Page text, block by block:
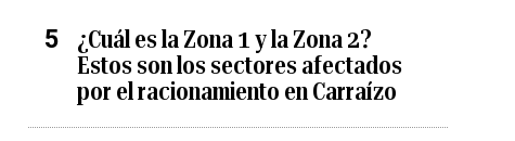
¿Cuál es la Zona 1 y la Zona 2?
Estos son los sectores afectados
por el racionamiento en Carraízo